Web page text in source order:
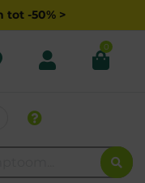
tot -50% >
0